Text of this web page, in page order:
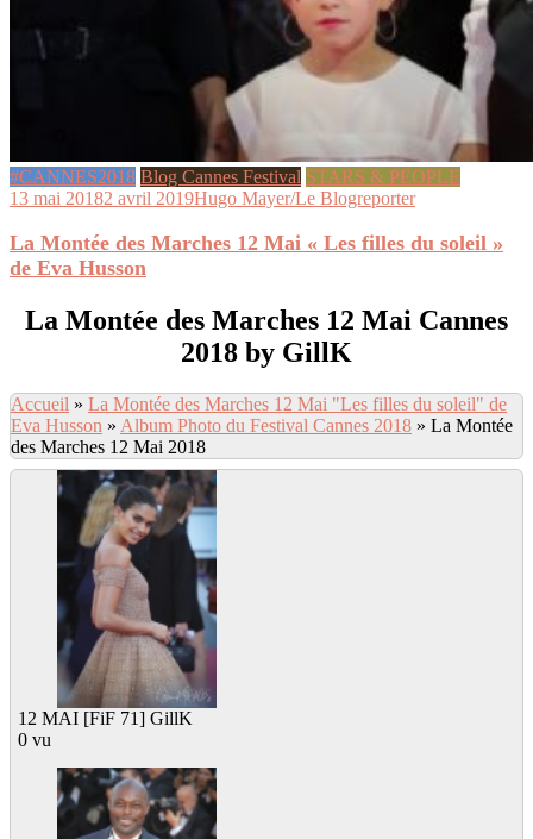
#CANNES2018 Blog Cannes Festival STARS & PEOPLE
13 mai 20182 avril 2019Hugo Mayer/Le Blogreporter
La Montée des Marches 12 Mai « Les filles du soleil »
de Eva Husson
La Montée des Marches 12 Mai Cannes
2018 by GillK
Accueil » La Montée des Marches 12 Mai "Les filles du soleil" de
Eva Husson » Album Photo du Festival Cannes 2018 » La Montée
des Marches 12 Mai 2018
12 MAI [FiF 71] GillK
0 vu